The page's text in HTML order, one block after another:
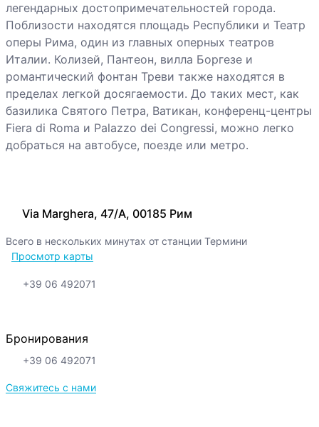
Via Marghera, 47/A, 00185 Рим
Всего в нескольких минутах от станции Термини
Просмотр карты
+39 06 492071
Бронирования
+39 06 492071
Свяжитесь с нами
легендарных достопримечательностей города.
Поблизости находятся площадь Республики и Театр
оперы Рима, один из главных оперных театров
Италии. Колизей, Пантеон, вилла Боргезе и
романтический фонтан Треви также находятся в
пределах легкой досягаемости. До таких мест, как
базилика Святого Петра, Ватикан, конференц-центры
Fiera di Roma и Palazzo dei Congressi, можно легко
добраться на автобусе, поезде или метро.